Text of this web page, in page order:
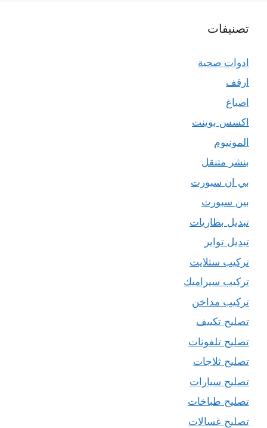
تصنيفات
ادوات صحية
ارفف
اصباغ
اكسس بوينت
المونيوم
بنشر متنقل
بي ان سبورت
بين سبورت
تبديل بطاريات
تبديل تواير
تركيب ستلايت
تركيب سيراميك
تركيب مداخن
تصليح تكييف
تصليح تلفونات
تصليح ثلاجات
تصليح سيارات
تصليح طباخات
تصليح غسالات